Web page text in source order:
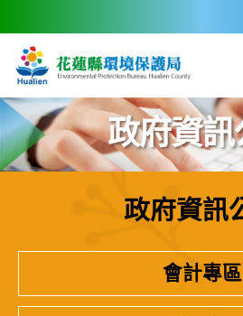
政府資訊
政府資訊
會計專區